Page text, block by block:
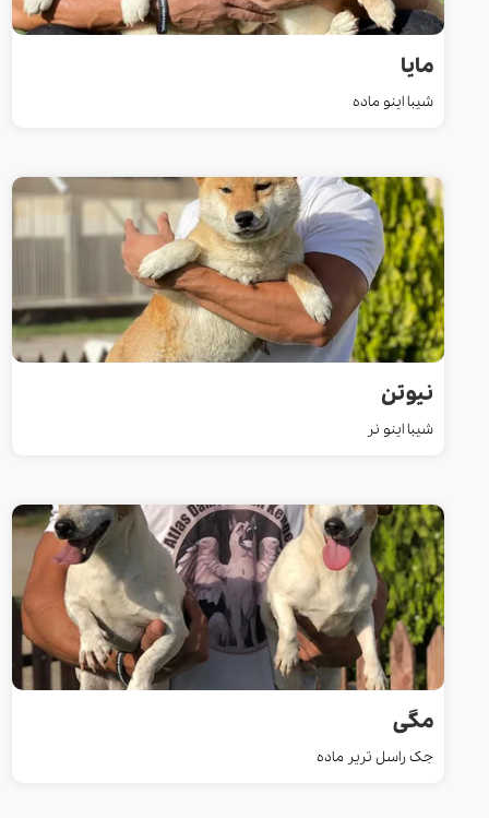
مایا
شیبا اینو ماده
نیوتن
شیبا اینو نر
مگی
جک راسل تریر ماده